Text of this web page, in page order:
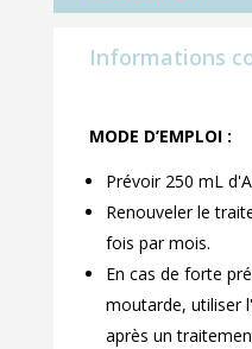
Informations
MODE D’EMPLOI :
Prévoir 250 mL
Renouveler le
fois par mois.
En cas de forte
moutarde, utiliser
après un